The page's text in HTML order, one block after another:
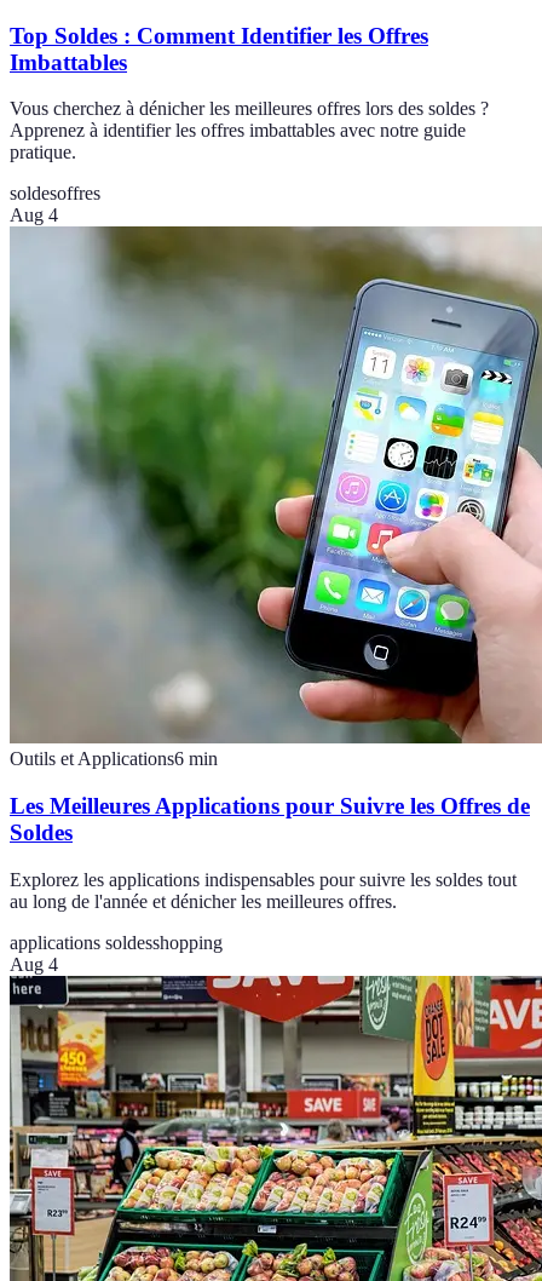
Top Soldes : Comment Identifier les Offres
Imbattables
Vous cherchez à dénicher les meilleures offres lors des soldes ?
Apprenez à identifier les offres imbattables avec notre guide
pratique.
soldesoffres
Aug 4
Outils et Applications6 min
Les Meilleures Applications pour Suivre les Offres de
Soldes
Explorez les applications indispensables pour suivre les soldes tout
au long de l'année et dénicher les meilleures offres.
applications soldesshopping
Aug 4